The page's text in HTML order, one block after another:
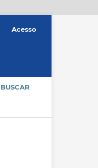
BUSCAR
Acesso